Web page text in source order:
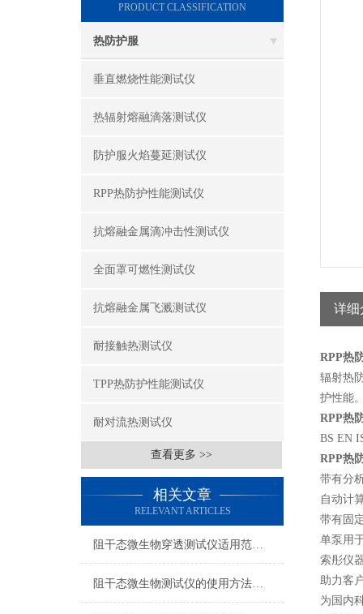
PRODUCT CLASSIFICATION
热防护服
垂直燃烧性能测试仪
热辐射熔融滴落测试仪
防护服火焰蔓延测试仪
RPP热防护性能测试仪
抗熔融金属滴冲击性测试仪
全面罩可燃性测试仪
抗熔融金属飞溅测试仪
耐接触热测试仪
TPP热防护性能测试仪
耐对流热测试仪
查看更多 >>
相关文章
RELEVANT ARTICLES
阻干态微生物穿透测试仪适用范围有哪些
阻干态微生物测试仪的使用方法很简单，一看就会
详细
RPP热
辐射热
护性能
RPP热
BS EN
RPP热
带有分
自动计
带有固
单泵用
索彤仪
助力客
为国内